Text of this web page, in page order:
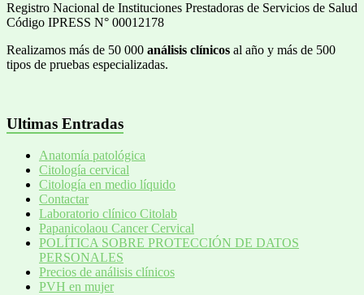
Registro Nacional de Instituciones Prestadoras de Servicios de Salud
Código IPRESS N° 00012178
Realizamos más de 50 000 análisis clínicos al año y más de 500
tipos de pruebas especializadas.
Ultimas Entradas
Anatomía patológica
Citología cervical
Citología en medio líquido
Contactar
Laboratorio clínico Citolab
Papanicolaou Cancer Cervical
POLÍTICA SOBRE PROTECCIÓN DE DATOS
PERSONALES
Precios de análisis clínicos
PVH en mujer